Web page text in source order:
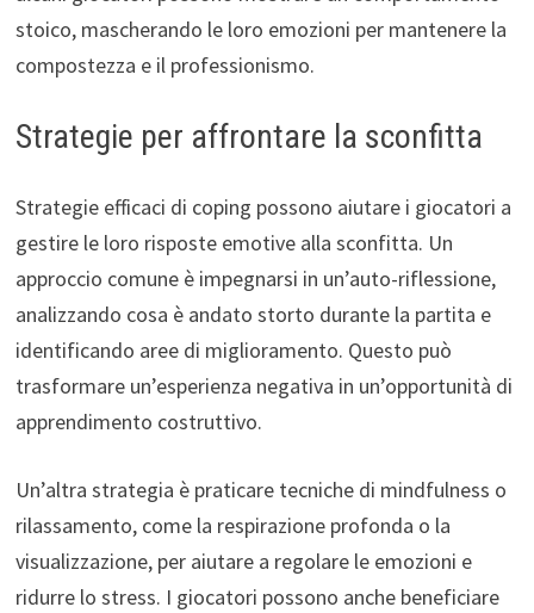
stoico, mascherando le loro emozioni per mantenere la
compostezza e il professionismo.
Strategie per affrontare la sconfitta
Strategie efficaci di coping possono aiutare i giocatori a
gestire le loro risposte emotive alla sconfitta. Un
approccio comune è impegnarsi in un’auto-riflessione,
analizzando cosa è andato storto durante la partita e
identificando aree di miglioramento. Questo può
trasformare un’esperienza negativa in un’opportunità di
apprendimento costruttivo.
Un’altra strategia è praticare tecniche di mindfulness o
rilassamento, come la respirazione profonda o la
visualizzazione, per aiutare a regolare le emozioni e
ridurre lo stress. I giocatori possono anche beneficiare